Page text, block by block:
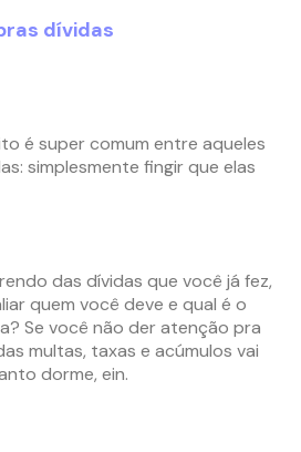
dívidas
é super comum entre aqueles
simplesmente fingir que elas
das dívidas que você já fez,
quem você deve e qual é o
Se você não der atenção pra
multas, taxas e acúmulos vai
dorme, ein.